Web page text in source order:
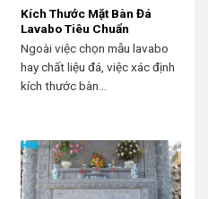
Kích Thước Mặt Bàn Đá
Lavabo Tiêu Chuẩn
Ngoài việc chọn mẫu lavabo
hay chất liệu đá, việc xác định
kích thước bàn...